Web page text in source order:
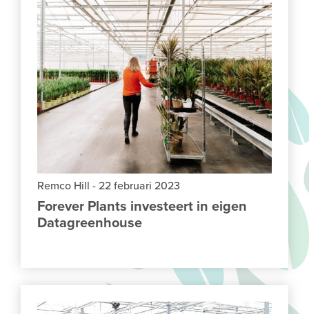
Remco Hill - 22 februari 2023
Forever Plants investeert in eigen
Datagreenhouse